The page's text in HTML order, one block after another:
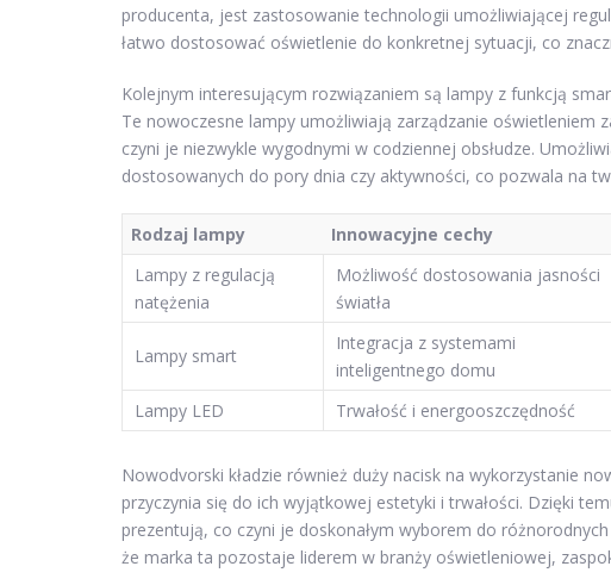
producenta, jest zastosowanie technologii umożliwiającej
łatwo dostosować oświetlenie do konkretnej sytuacji, co
Kolejnym interesującym rozwiązaniem są lampy z funkcją
Te nowoczesne lampy umożliwiają zarządzanie oświetleniem
czyni je niezwykle wygodnymi w codziennej obsłudze.
dostosowanych do pory dnia czy aktywności, co pozwala na
Rodzaj lampy Innowacyjne cechy
Lampy z regulacją
natężenia
Możliwość dostosowania jasności
światła
Lampy smart
Integracja z systemami
inteligentnego domu
Lampy LED
Trwałość i energooszczędność
Nowodvorski kładzie również duży nacisk na wykorzystanie
przyczynia się do ich wyjątkowej estetyki i trwałości. Dzięki
prezentują, co czyni je doskonałym wyborem do
że marka ta pozostaje liderem w branży oświetleniowej,